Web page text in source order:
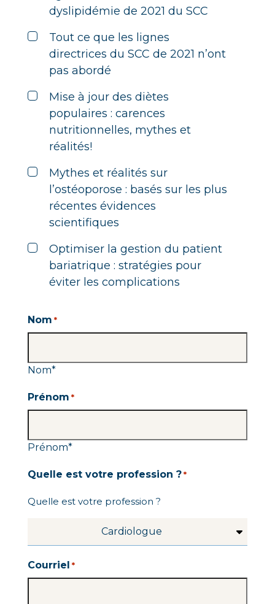
dyslipidémie de 2021 du SCC
Tout ce que les lignes
directrices du SCC de 2021 n’ont
pas abordé
Mise à jour des diètes
populaires : carences
nutritionnelles, mythes et
réalités!
Mythes et réalités sur
l’ostéoporose : basés sur les plus
récentes évidences
scientifiques
Optimiser la gestion du patient
bariatrique : stratégies pour
éviter les complications
Nom *
Nom*
Prénom *
Prénom*
Quelle est votre profession ? *
Quelle est votre profession ?
Cardiologue
Courriel *